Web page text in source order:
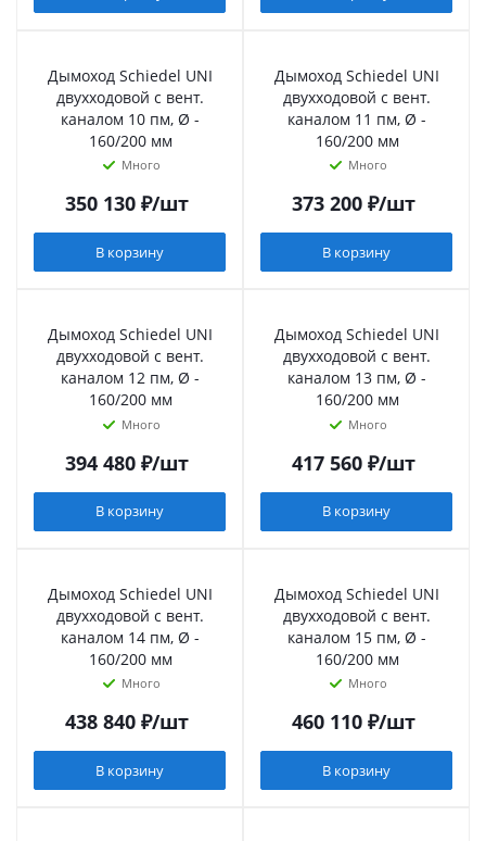
Дымоход Schiedel UNI
двухходовой с вент.
каналом 10 пм, Ø -
160/200 мм
Много
350 130₽/шт
В корзину
Дымоход Schiedel UNI
двухходовой с вент.
каналом 11 пм, Ø -
160/200 мм
Много
373 200₽/шт
В корзину
Дымоход Schiedel UNI
двухходовой с вент.
каналом 12 пм, Ø -
160/200 мм
Много
394 480₽/шт
В корзину
Дымоход Schiedel UNI
двухходовой с вент.
каналом 13 пм, Ø -
160/200 мм
Много
417 560₽/шт
В корзину
Дымоход Schiedel UNI
двухходовой с вент.
каналом 14 пм, Ø -
160/200 мм
Много
438 840₽/шт
В корзину
Дымоход Schiedel UNI
двухходовой с вент.
каналом 15 пм, Ø -
160/200 мм
Много
460 110₽/шт
В корзину